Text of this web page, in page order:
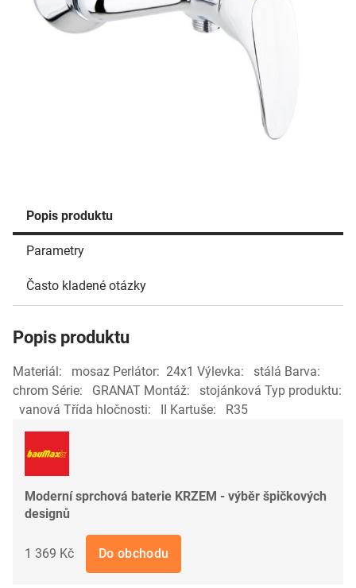
Popis produktu
Parametry
Často kladené otázky
Popis produktu
Materiál: mosaz Perlátor: 24x1 Výlevka: stálá Barva:
chrom Série: GRANAT Montáž: stojánková Typ produktu:
vanová Třída hločnosti: II Kartuše: R35
Moderní sprchová baterie KRZEM - výběr špičkových
designů
1 369 Kč Do obchodu